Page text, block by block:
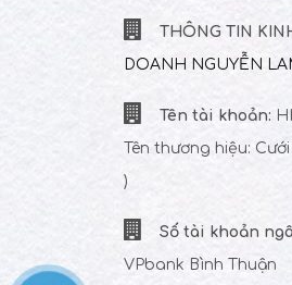
THÔNG TIN
DOANH NGUYỄN
Tên tài khoản:
Tên thương hiệu:
)
Số tài khoản
VPbank Bình Thuận